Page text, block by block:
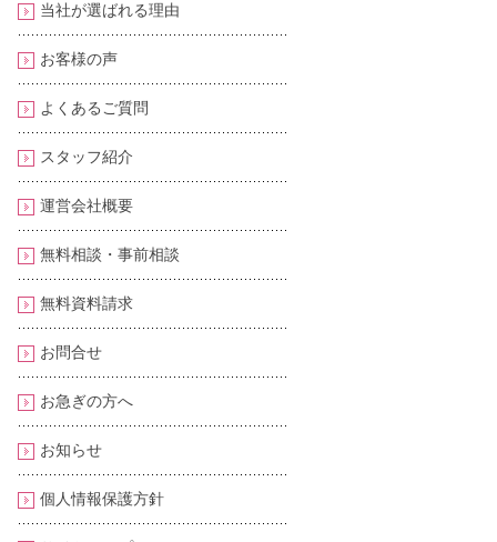
当社が選ばれる理由
お客様の声
よくあるご質問
スタッフ紹介
運営会社概要
無料相談・事前相談
無料資料請求
お問合せ
お急ぎの方へ
お知らせ
個人情報保護方針